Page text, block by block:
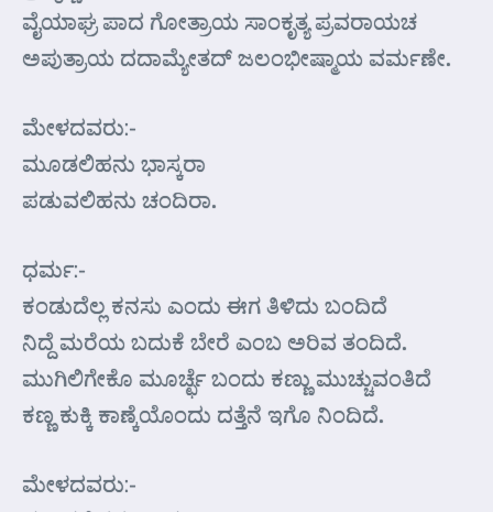
ವೈಯಾಘ್ರ ಪಾದ ಗೋತ್ರಾಯ ಸಾಂಕೃತ್ಯ ಪ್ರವರಾಯಚ
ಅಪುತ್ರಾಯ ದದಾಮ್ಯೇತದ್ ಜಲಂಭೀಷ್ಮಾಯ ವರ್ಮಣೇ.
ಮೇಳದವರು:-
ಮೂಡಲಿಹನು ಭಾಸ್ಕರಾ
ಪಡುವಲಿಹನು ಚಂದಿರಾ.
ಧರ್ಮ:-
ಕಂಡುದೆಲ್ಲ ಕನಸು ಎಂದು ಈಗ ತಿಳಿದು ಬಂದಿದೆ
ನಿದ್ದೆ ಮರೆಯ ಬದುಕೆ ಬೇರೆ ಎಂಬ ಅರಿವ ತಂದಿದೆ.
ಮುಗಿಲಿಗೇಕೊ ಮೂರ್ಚ್ಛೆ ಬಂದು ಕಣ್ಣು ಮುಚ್ಚುವಂತಿದೆ
ಕಣ್ಣ ಕುಕ್ಕಿ ಕಾಣ್ಕೆಯೊಂದು ದತ್ತೆನೆ ಇಗೊ ನಿಂದಿದೆ.
ಮೇಳದವರು:-